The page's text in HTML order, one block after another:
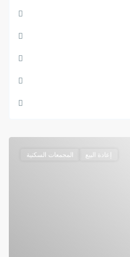
إعادة البيع المجمعات السكنية